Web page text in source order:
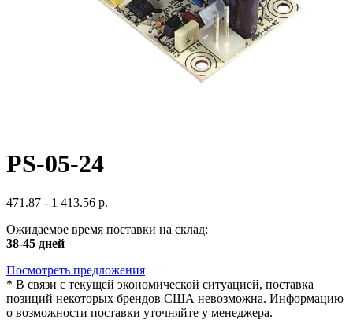
PS-05-24
471.87 - 1 413.56 р.
Ожидаемое время поставки на склад:
38-45 дней
Посмотреть предложения
* В связи с текущей экономической ситуацией, поставка
позиций некоторых брендов США невозможна. Информацию
о возможности поставки уточняйте у менеджера.